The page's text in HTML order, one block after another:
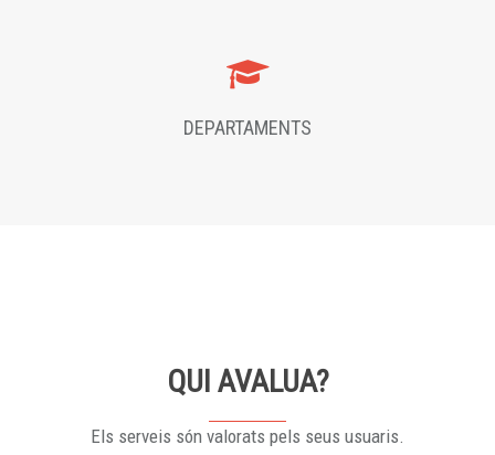
DEPARTAMENTS
QUI AVALUA?
Els serveis són valorats pels seus usuaris.